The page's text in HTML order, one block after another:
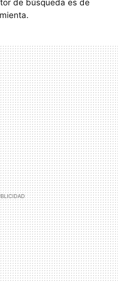
de búsqueda es de